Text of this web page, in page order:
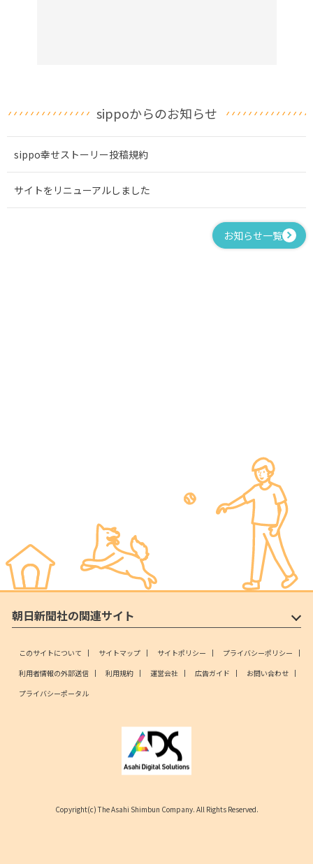
sippoからのお知らせ
sippo幸せストーリー投稿規約
サイトをリニューアルしました
お知らせ一覧
朝日新聞社の関連サイト
このサイトについて サイトマップ サイトポリシー
プライバシーポリシー
利用者情報の外部送信
利用規約 運営会社 広告ガイド
お問い合わせ
プライバシーポータル
Copyright(c) The Asahi Shimbun Company. All Rights Reserved.